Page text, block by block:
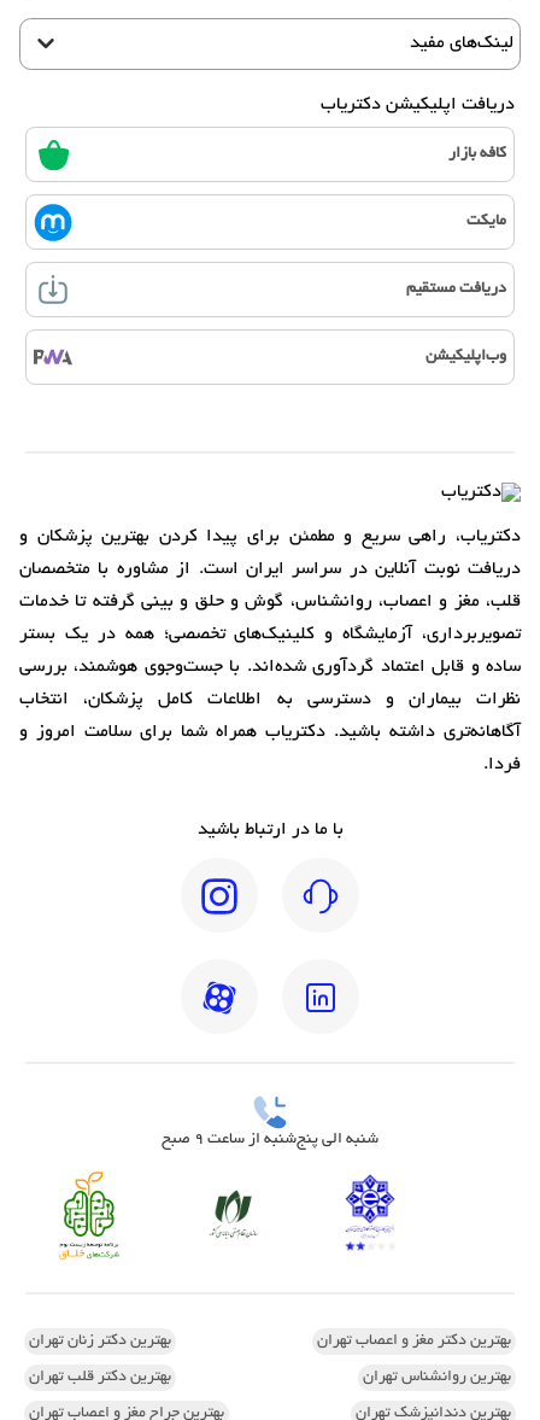
لینک‌های مفید
دریافت اپلیکیشن دکتریاب
کافه بازار
مایکت
دریافت مستقیم
وب‌اپلیکیشن
دکتریاب، راهی سریع و مطمئن برای پیدا کردن بهترین پزشکان و
دریافت نوبت آنلاین در سراسر ایران است. از مشاوره با متخصصان
قلب، مغز و اعصاب، روانشناس، گوش و حلق و بینی گرفته تا خدمات
تصویربرداری، آزمایشگاه و کلینیک‌های تخصصی؛ همه در یک بستر
ساده و قابل اعتماد گردآوری شده‌اند. با جست‌وجوی هوشمند، بررسی
نظرات بیماران و دسترسی به اطلاعات کامل پزشکان، انتخاب
آگاهانه‌تری داشته باشید. دکتریاب همراه شما برای سلامت امروز و
فردا.
با ما در ارتباط باشید
شنبه الی پنج‌شنبه از ساعت 9 صبح
بهترین دکتر مغز و اعصاب تهران بهترین دکتر زنان تهران
بهترین روانشناس تهران بهترین دکتر قلب تهران
بهترین دندانپزشک تهران بهترین جراح مغز و اعصاب تهران